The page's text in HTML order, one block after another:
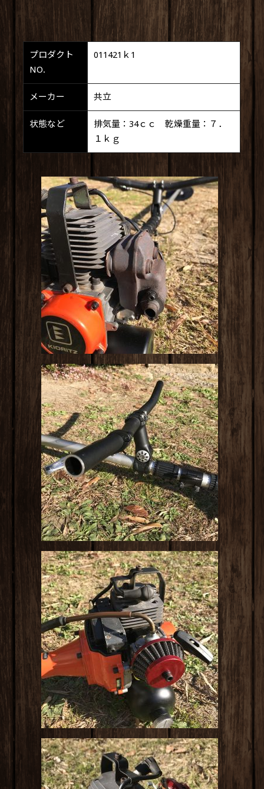
プロダクト
NO.
011421ｋ1
メーカー 共立
状態など
排気量：34ｃｃ 乾燥重量：７．
１ｋｇ